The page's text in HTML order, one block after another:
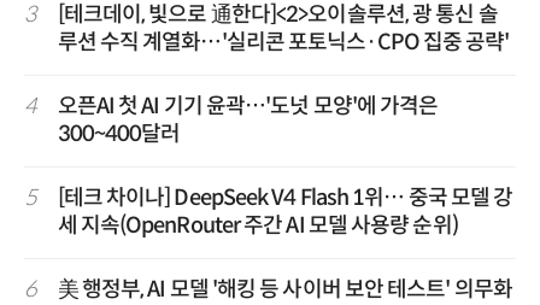
3
[테크데이, 빛으로 通한다]<2>오이솔루션, 광 통신 솔
루션 수직 계열화…'실리콘 포토닉스·CPO 집중 공략'
4
오픈AI 첫 AI 기기 윤곽…'도넛 모양'에 가격은
300~400달러
5
[테크 차이나] DeepSeek V4 Flash 1위… 중국 모델 강
세 지속(OpenRouter 주간 AI 모델 사용량 순위)
6 美 행정부, AI 모델 '해킹 등 사이버 보안 테스트' 의무화